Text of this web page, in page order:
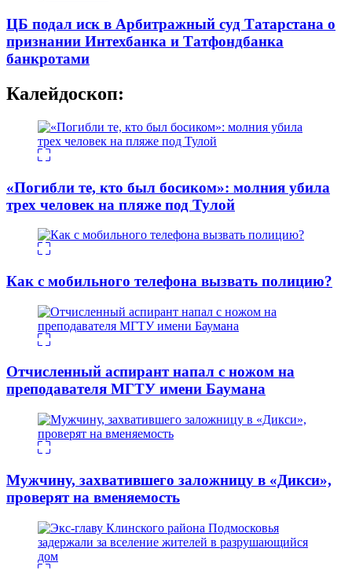
ЦБ подал иск в Арбитражный суд Татарстана о
признании Интехбанка и Татфондбанка
банкротами‍
Калейдоскоп:
«Погибли те, кто был босиком»: молния убила
трех человек на пляже под Тулой
Как с мобильного телефона вызвать полицию?
Отчисленный аспирант напал с ножом на
преподавателя МГТУ имени Баумана
Мужчину, захватившего заложницу в «Дикси»,
проверят на вменяемость